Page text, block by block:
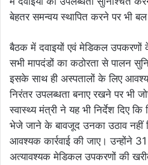
बेहतर समन्वय स्थापित करने पर भी बल
बैठक में दवाइयों एवं मेडिकल उपकरणों
सभी मापदंडों का कठोरता से पालन
इसके साथ ही अस्पतालों के लिए
निरंतर उपलब्धता बनाए रखने पर भी
स्वास्थ्य मंत्री ने यह भी निर्देश दिए कि
भेजे जाने के बावजूद उनका उठाव नहीं
आवश्यक कार्रवाई की जाए। उन्होंने
अत्यावश्यक मेडिकल उपकरणों की